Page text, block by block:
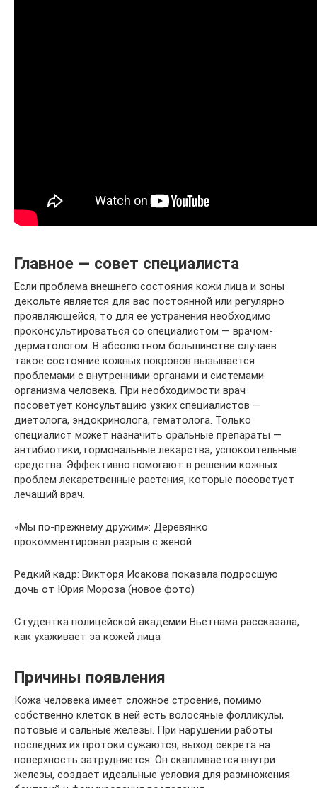
Главное — совет специалиста
Если проблема внешнего состояния кожи лица и зоны
декольте является для вас постоянной или регулярно
проявляющейся, то для ее устранения необходимо
проконсультироваться со специалистом — врачом-
дерматологом. В абсолютном большинстве случаев
такое состояние кожных покровов вызывается
проблемами с внутренними органами и системами
организма человека. При необходимости врач
посоветует консультацию узких специалистов —
диетолога, эндокринолога, гематолога. Только
специалист может назначить оральные препараты —
антибиотики, гормональные лекарства, успокоительные
средства. Эффективно помогают в решении кожных
проблем лекарственные растения, которые посоветует
лечащий врач.
«Мы по-прежнему дружим»: Деревянко
прокомментировал разрыв с женой
Редкий кадр: Викторя Исакова показала подросшую
дочь от Юрия Мороза (новое фото)
Студентка полицейской академии Вьетнама рассказала,
как ухаживает за кожей лица
Причины появления
Кожа человека имеет сложное строение, помимо
собственно клеток в ней есть волосяные фолликулы,
потовые и сальные железы. При нарушении работы
последних их протоки сужаются, выход секрета на
поверхность затрудняется. Он скапливается внутри
железы, создает идеальные условия для размножения